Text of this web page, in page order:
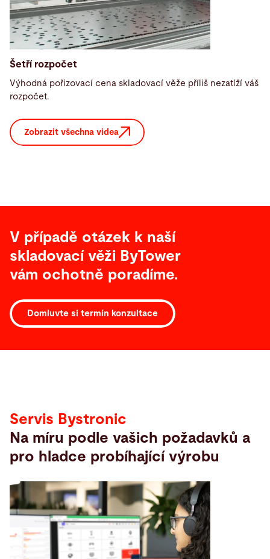
Šetří rozpočet
Výhodná pořizovací cena skladovací věže příliš nezatíží váš
rozpočet.
Zobrazit všechna videa
V případě otázek k naší
skladovací věži ByTower
vám ochotně poradíme.
Domluvte si termín konzultace
Servis Bystronic
Na míru podle vašich požadavků a
pro hladce probíhající výrobu